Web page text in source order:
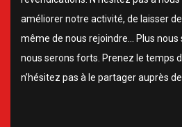
améliorer notre activité, de laisser
même de nous rejoindre… Plus nous
nous serons forts. Prenez le temps
n’hésitez pas à le partager auprès